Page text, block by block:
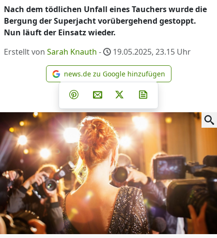
Nach dem tödlichen Unfall eines Tauchers wurde die
Bergung der Superjacht vorübergehend gestoppt.
Nun läuft der Einsatz wieder.
Erstellt von Sarah Knauth - 19.05.2025, 23.15 Uhr
news.de zu Google
news.de zu Google hinzufügen
Teilen auf Facebook
Teilen auf Whatsapp
Teilen auf Telegram
Teilen auf Pinterest
Per E-Mail teilen
Post auf X